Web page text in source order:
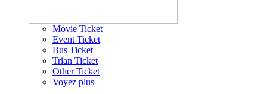
Movie Ticket
Event Ticket
Bus Ticket
Trian Ticket
Other Ticket
Voyez plus